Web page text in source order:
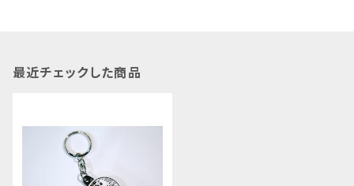
最近チェックした商品